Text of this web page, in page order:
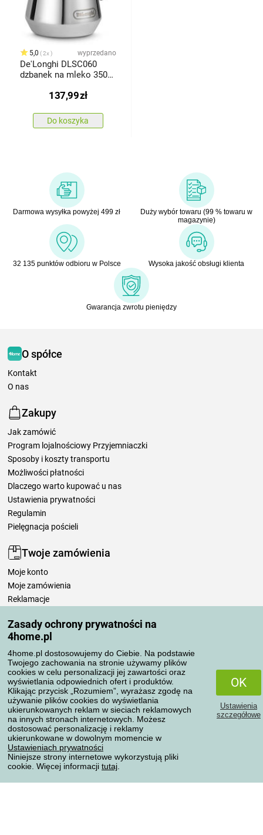
Zasady ochrony prywatności na
4home.pl
4home.pl dostosowujemy do Ciebie. Na podstawie
Twojego zachowania na stronie używamy plików
cookies w celu personalizacji jej zawartości oraz
wyświetlania odpowiednich ofert i produktów.
Klikając przycisk „Rozumiem”, wyrażasz zgodę na
używanie plików cookies do wyświetlania
ukierunkowanych reklam w sieciach reklamowych
na innych stronach internetowych. Możesz
dostosować personalizację i reklamy
ukierunkowane w dowolnym momencie w
Ustawieniach prywatności
Niniejsze strony internetowe wykorzystują pliki
cookie. Więcej informacji tutaj
OK
Ustawienia
szczegółowe
5,0 2x wyprzedano
De'Longhi DLSC060
dzbanek na mleko 350
137,99zł
Do koszyka
Darmowa wysyłka powyżej 499 zł
Duży wybór towaru (99 % towaru w
magazynie)
32 135 punktów odbioru w Polsce Wysoka jakość obsługi klienta
Gwarancja zwrotu pieniędzy
O spółce
Kontakt
O nas
Zakupy
Jak zamówić
Program lojalnościowy Przyjemniaczki
Sposoby i koszty transportu
Możliwości płatności
Dlaczego warto kupować u nas
Ustawienia prywatności
Regulamin
Pielęgnacja pościeli
Twoje zamówienia
Moje konto
Moje zamówienia
Reklamacje
Zasady przetwarzania recenzji
Sposoby transportu
Metody płatności
Niezawodny sklep